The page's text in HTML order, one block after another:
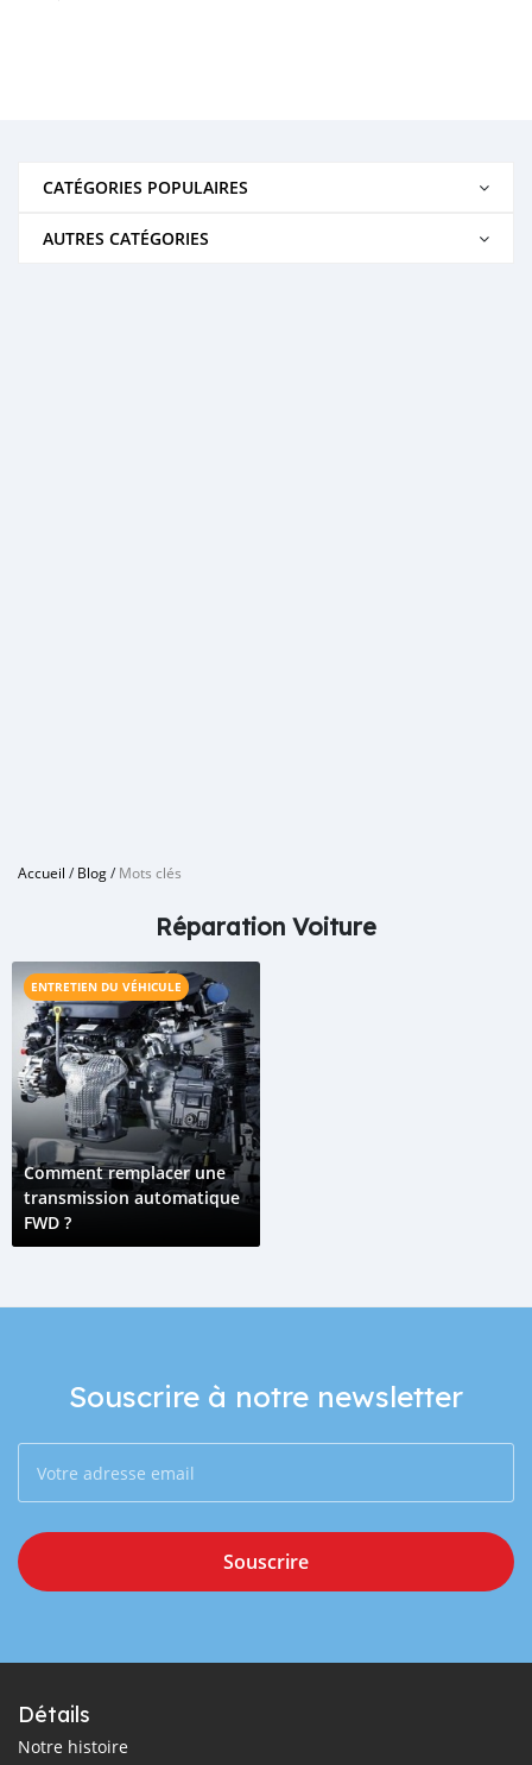
CATÉGORIES POPULAIRES
AUTRES CATÉGORIES
Accueil /Blog/Mots clés
Réparation Voiture
ENTRETIEN DU VÉHICULE
Comment remplacer une
transmission automatique
FWD ?
Souscrire à notre newsletter
Souscrire
Détails
Notre histoire